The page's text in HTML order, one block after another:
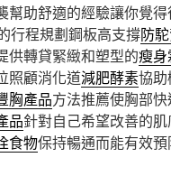
幫助舒適的經驗讓你覺
行程規劃鋼板高支撐防
供轉貸緊緻和塑型的瘦身
照顧消化道減肥酵素協助
胸產品方法推薦使胸部
品針對自己希望改善的肌
食物保持暢通而能有效